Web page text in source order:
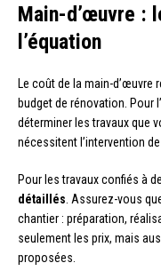
Main-d’œuvre :
l’équation
Le coût de la main-d’œuvre
budget de rénovation. Pour
déterminer les travaux que
nécessitent l’intervention de
Pour les travaux confiés à
détaillés . Assurez-vous
chantier : préparation,
seulement les prix, mais
proposées.